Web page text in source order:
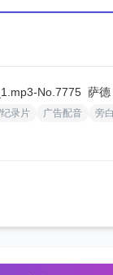
-No.7775 萨德
录片 广告配音 旁